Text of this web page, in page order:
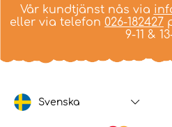
Vår kundtjänst nås via
eller via telefon 026-182427
9-11 &
Svenska